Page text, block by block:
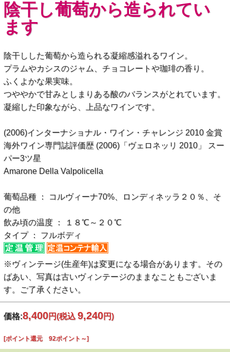
陰干し葡萄から造られてい
ます
陰干しした葡萄から造られる凝縮感溢れるワイン。
プラムやカシスのジャム、チョコレートや珈琲の香り。
ふくよかな果実味。
つややかで甘みとしまりある酸のバランスがとれています。
凝縮した印象ながら、上品なワインです。
(2006)インターナショナル・ワイン・チャレンジ 2010 金賞
海外ワイン専門誌評価歴 (2006)「ヴェロネッリ 2010」 スー
パー3ツ星
Amarone Della Valpolicella
葡萄品種 ： コルヴィーナ70%、ロンディネッラ２０％、そ
の他
飲み頃の温度 ： １８℃～２０℃
タイプ ： フルボディ
※ヴィンテージ(生産年)は変更になる場合があります。その
ばあい、写真は古いヴィンテージのままなこともございま
す。ご了承ください。
価格:8,400円(税込 9,240円)
[ポイント還元 92ポイント～]